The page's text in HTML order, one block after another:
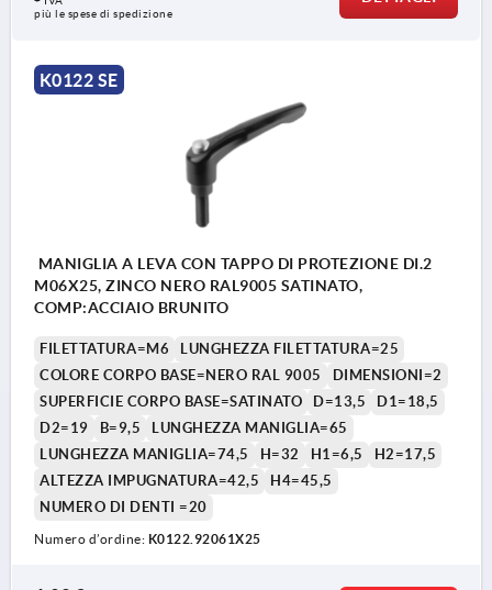
più le spese di spedizione
K0122 SE
MANIGLIA A LEVA CON TAPPO DI PROTEZIONE DI.2
M06X25, ZINCO NERO RAL9005 SATINATO,
COMP:ACCIAIO BRUNITO
FILETTATURA=M6
LUNGHEZZA FILETTATURA=25
COLORE CORPO BASE=NERO RAL 9005
DIMENSIONI=2
SUPERFICIE CORPO BASE=SATINATO
D=13,5
D1=18,5
D2=19
B=9,5
LUNGHEZZA MANIGLIA=65
LUNGHEZZA MANIGLIA=74,5
H=32 H1=6,5
H2=17,5
ALTEZZA IMPUGNATURA=42,5
H4=45,5
NUMERO DI DENTI =20
Numero d’ordine: K0122.92061X25